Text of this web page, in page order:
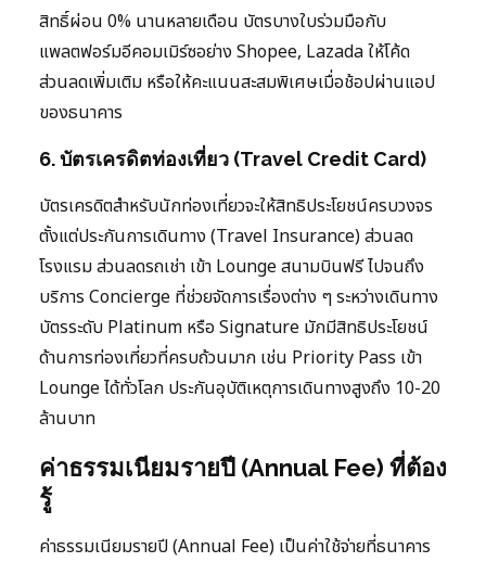
สิทธิ์ผ่อน 0% นานหลายเดือน บัตรบางใบร่วมมือกับ
แพลตฟอร์มอีคอมเมิร์ซอย่าง Shopee, Lazada ให้โค้ด
ส่วนลดเพิ่มเติม หรือให้คะแนนสะสมพิเศษเมื่อช้อปผ่านแอป
ของธนาคาร
6. บัตรเครดิตท่องเที่ยว (Travel Credit Card)
บัตรเครดิตสำหรับนักท่องเที่ยวจะให้สิทธิประโยชน์ครบวงจร
ตั้งแต่ประกันการเดินทาง (Travel Insurance) ส่วนลด
โรงแรม ส่วนลดรถเช่า เข้า Lounge สนามบินฟรี ไปจนถึง
บริการ Concierge ที่ช่วยจัดการเรื่องต่าง ๆ ระหว่างเดินทาง
บัตรระดับ Platinum หรือ Signature มักมีสิทธิประโยชน์
ด้านการท่องเที่ยวที่ครบถ้วนมาก เช่น Priority Pass เข้า
Lounge ได้ทั่วโลก ประกันอุบัติเหตุการเดินทางสูงถึง 10-20
ล้านบาท
ค่าธรรมเนียมรายปี (Annual Fee) ที่ต้อง
รู้
ค่าธรรมเนียมรายปี (Annual Fee) เป็นค่าใช้จ่ายที่ธนาคาร